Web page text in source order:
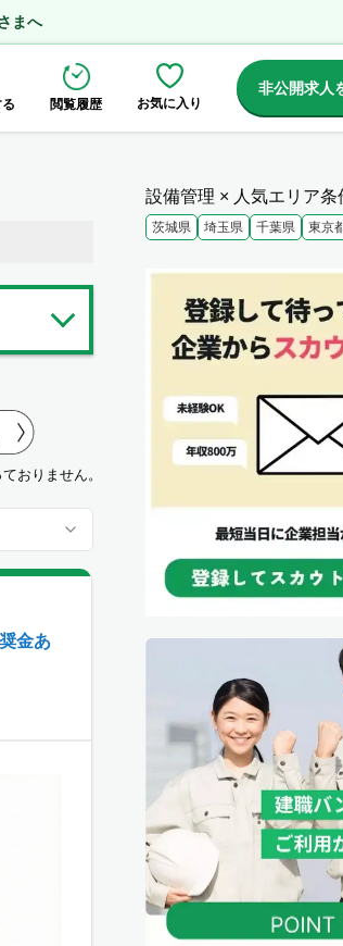
まへ
閲覧履歴 お気に入り
非公開求人
おりません。
金あ
設備管理 × 人気エリア条
茨城県 埼玉県 千葉県 東京